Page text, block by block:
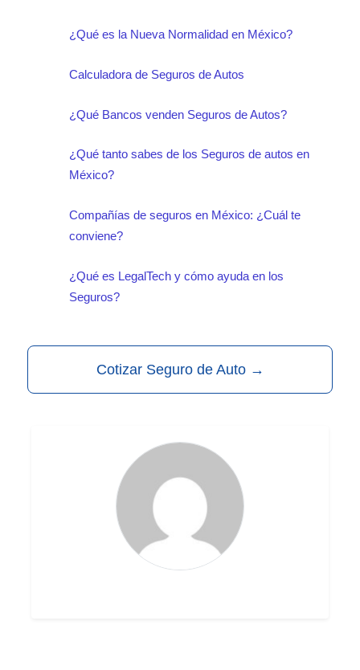
¿Qué es la Nueva Normalidad en México?
Calculadora de Seguros de Autos
¿Qué Bancos venden Seguros de Autos?
¿Qué tanto sabes de los Seguros de autos en
México?
Compañías de seguros en México: ¿Cuál te
conviene?
¿Qué es LegalTech y cómo ayuda en los
Seguros?
Cotizar Seguro de Auto →